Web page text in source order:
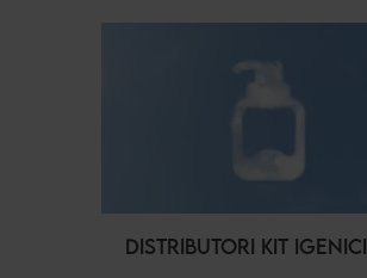
DISTRIBUTORI KIT IGENICI